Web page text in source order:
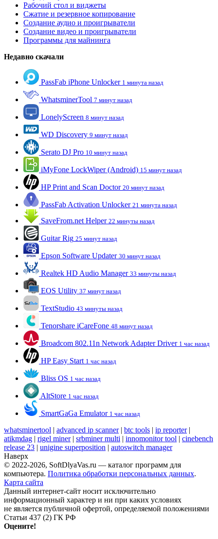
Рабочий стол и виджеты
Сжатие и резервное копирование
Создание аудио и проигрыватели
Создание видео и проигрыватели
Программы для майнинга
Недавно скачали
PassFab iPhone Unlocker 1 минута назад
WhatsminerTool 7 минут назад
LonelyScreen 8 минут назад
WD Discovery 9 минут назад
Serato DJ Pro 10 минут назад
iMyFone LockWiper (Android) 15 минут назад
HP Print and Scan Doctor 20 минут назад
PassFab Activation Unlocker 21 минута назад
SaveFrom.net Helper 22 минуты назад
Guitar Rig 25 минут назад
Epson Software Updater 30 минут назад
Realtek HD Audio Manager 33 минуты назад
EOS Utility 37 минут назад
TextStudio 43 минуты назад
Tenorshare iCareFone 48 минут назад
Broadcom 802.11n Network Adapter Driver 1 час назад
HP Easy Start 1 час назад
Bliss OS 1 час назад
AltStore 1 час назад
SmartGaGa Emulator 1 час назад
whatsminertool | advanced ip scanner| btc tools | ip reporter|
atikmdag | rigel miner| srbminer multi | innomonitor tool | cinebench
release 23 | unigine superposition | autoswitch manager
Наверх
© 2022-2026, SoftDlyaVas.ru — каталог программ для
компьютера. Политика обработки персональных данных.
Карта сайта
Данный интернет-сайт носит исключительно
информационный характер и ни при каких условиях
не является публичной офертой, определяемой положениями
Статьи 437 (2) ГК РФ
Оцените!